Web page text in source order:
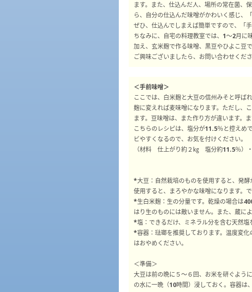
ます。また、仕込んだ人、場所の常在菌、
ら、自分の仕込んだ味噌がかわいく感じ、
ぜひ、仕込んでしまえば簡単ですので、「
ちなみに、自宅の料理教室では、1～2月に
加え、玄米麹で作る味噌、黒豆やひよこ豆
ご興味ございましたら、お問い合わせくだ
＜手前味噌＞
ここでは、白米麹と大豆の信州みそと呼ば
麹に変えれば麦味噌になります。ただし、
ます。豆味噌は、また作り方が違います。
こちらのレシピは、塩分が11.5％と控えめ
ビやすくなるので、お気を付けください。
（材料 仕上がり約２㎏ 塩分約11.5％
*大豆：自然栽培のものを使用すると、発
使用すると、まろやかな味噌になります。
*生白米麹：生の分量です。乾燥の場合は
はり生のものには敵いません。また、蔵に
*塩：できるだけ、ミネラル分を含む天然塩
*容器：琺瑯を推奨しております。温度変
はおやめください。
＜準備＞
大豆は前の晩に５～６回、お米を研ぐよう
の水に一晩（10時間）浸しておく。容器は